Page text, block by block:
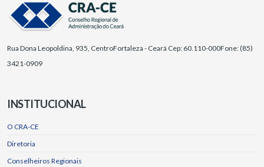
Rua Dona Leopoldina, 935, CentroFortaleza - Ceará Cep: 60.110-000Fone: (85)
3421-0909
INSTITUCIONAL
O CRA-CE
Diretoria
Conselheiros Regionais